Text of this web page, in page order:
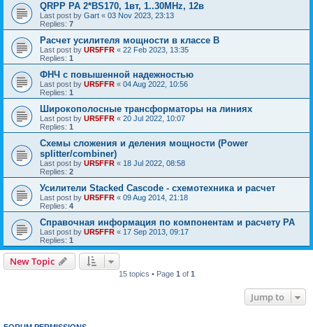
QRPP PA 2*BS170, 1вт, 1..30MHz, 12в
Last post by Gart « 03 Nov 2023, 23:13
Replies: 7
Расчет усилителя мощности в классе B
Last post by UR5FFR « 22 Feb 2023, 13:35
Replies: 1
ФНЧ с повышенной надежностью
Last post by UR5FFR « 04 Aug 2022, 10:56
Replies: 1
Широкополосные трансформаторы на линиях
Last post by UR5FFR « 20 Jul 2022, 10:07
Replies: 1
Схемы сложения и деления мощности (Power
splitter/combiner)
Last post by UR5FFR « 18 Jul 2022, 08:58
Replies: 2
Усилители Stacked Cascode - схемотехника и расчет
Last post by UR5FFR « 09 Aug 2014, 21:18
Replies: 4
Справочная информация по компонентам и расчету PA
Last post by UR5FFR « 17 Sep 2013, 09:17
Replies: 1
New Topic
15 topics • Page 1 of 1
Jump to